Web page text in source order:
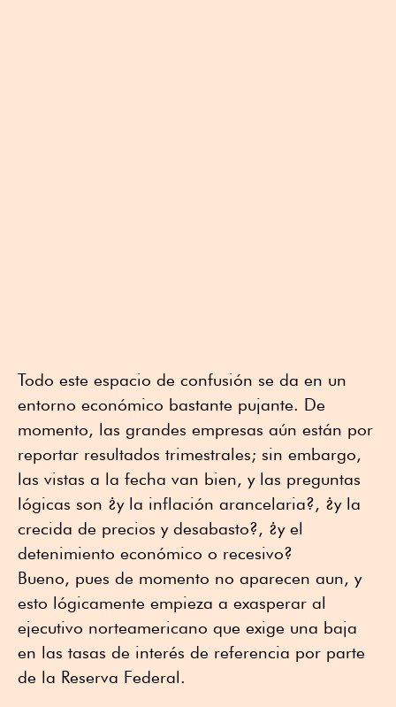
Todo este espacio de confusión se da en un
entorno económico bastante pujante. De
momento, las grandes empresas aún están por
reportar resultados trimestrales; sin embargo,
las vistas a la fecha van bien, y las preguntas
lógicas son ¿y la inflación arancelaria?, ¿y la
crecida de precios y desabasto?, ¿y el
detenimiento económico o recesivo?
Bueno, pues de momento no aparecen aun, y
esto lógicamente empieza a exasperar al
ejecutivo norteamericano que exige una baja
en las tasas de interés de referencia por parte
de la Reserva Federal.